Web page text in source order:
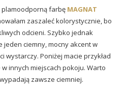
plamoodporną farbę MAGNAT
zaszaleć kolorystycznie, bo
odcieni. Szybko jednak
jeden ciemny, mocny akcent w
wystarczy. Poniżej macie przykład
innych miejscach pokoju. Warto
zawsze ciemniej.